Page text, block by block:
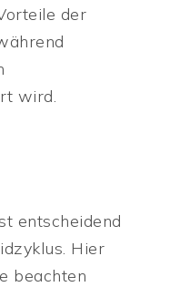
der
wird.
entscheidend
Hier
beachten